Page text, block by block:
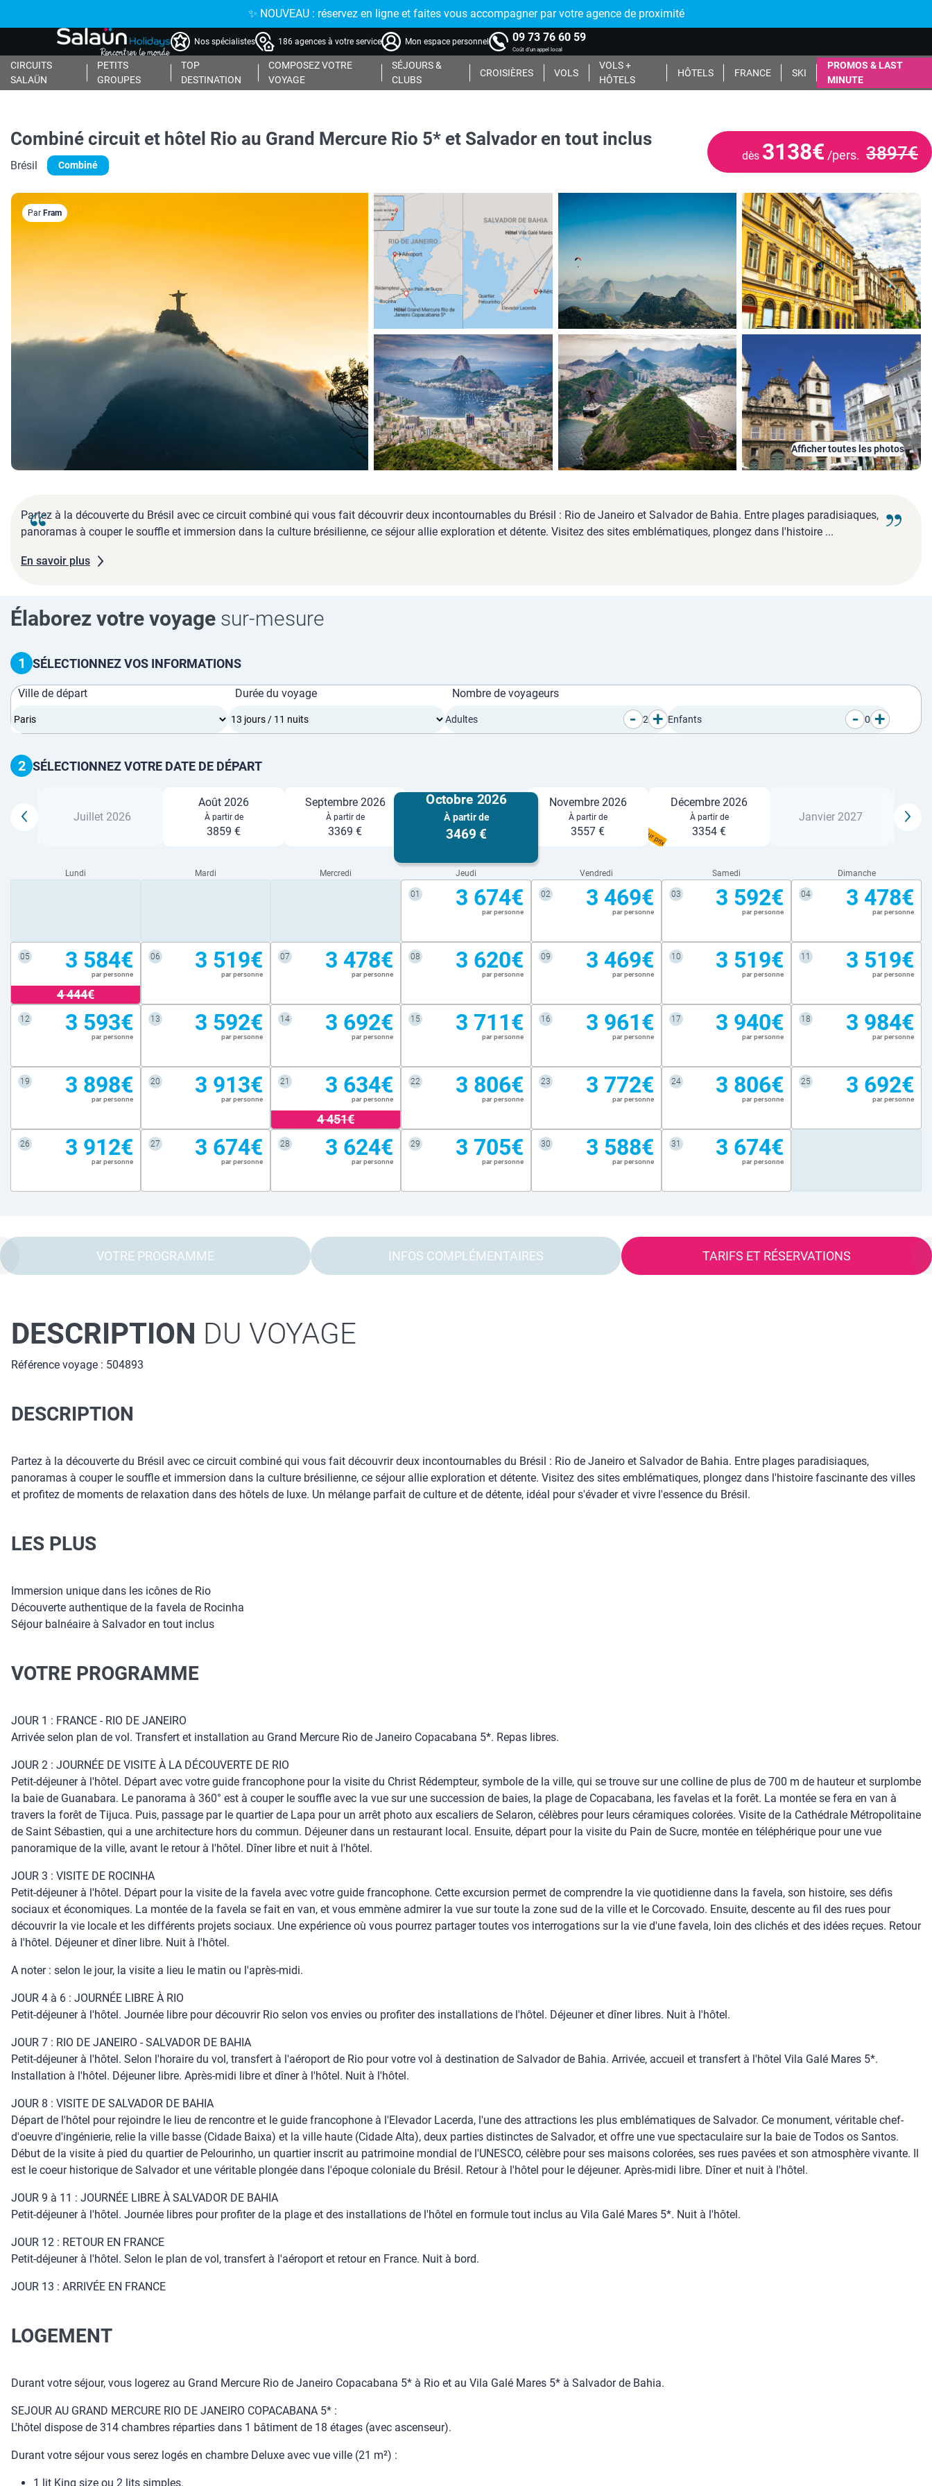
✨ NOUVEAU : réservez en ligne et faites vous accompagner par votre agence de proximité
Nos spécialistes 186 agences à votre service Mon espace personnel 09 73 76 60 59
Coût d'un appel local
CIRCUITS
SALAÜN
PETITS
GROUPES
TOP
DESTINATION
COMPOSEZ VOTRE
VOYAGE
SÉJOURS &
CLUBS
CROISIÈRES VOLS
VOLS +
HÔTELS
HÔTELS FRANCE SKI
PROMOS & LAST
MINUTE
dès 3138€ /pers. 3897€
Combiné circuit et hôtel Rio au Grand Mercure Rio 5* et Salvador en tout inclus
Brésil Combiné
Afficher toutes les photos
Par Fram
Partez à la découverte du Brésil avec ce circuit combiné qui vous fait découvrir deux incontournables du Brésil : Rio de Janeiro et Salvador de Bahia. Entre plages paradisiaques,
panoramas à couper le souffle et immersion dans la culture brésilienne, ce séjour allie exploration et détente. Visitez des sites emblématiques, plongez dans l'histoire ...
En savoir plus
Élaborez votre voyage sur-mesure
1 SÉLECTIONNEZ VOS INFORMATIONS
Ville de départ Durée du voyage Nombre de voyageurs
Adultes - 2 + Enfants - 0 +
2 SÉLECTIONNEZ VOTRE DATE DE DÉPART
Juillet 2026
Août 2026
À partir de
3859 €
Septembre 2026
À partir de
3369 €
Octobre 2026
À partir de
3469 €
Novembre 2026
À partir de
3557 €
Décembre 2026
À partir de
3354 €
Meilleur prix
Janvier 2027
Lundi Mardi Mercredi Jeudi Vendredi Samedi Dimanche
01 3 674€
par personne
02 3 469€
par personne
03 3 592€
par personne
04 3 478€
par personne
05 3 584€
par personne
4 444€
06 3 519€
par personne
07 3 478€
par personne
08 3 620€
par personne
09 3 469€
par personne
10 3 519€
par personne
11 3 519€
par personne
12 3 593€
par personne
13 3 592€
par personne
14 3 692€
par personne
15 3 711€
par personne
16 3 961€
par personne
17 3 940€
par personne
18 3 984€
par personne
19 3 898€
par personne
20 3 913€
par personne
21 3 634€
par personne
4 451€
22 3 806€
par personne
23 3 772€
par personne
24 3 806€
par personne
25 3 692€
par personne
26 3 912€
par personne
27 3 674€
par personne
28 3 624€
par personne
29 3 705€
par personne
30 3 588€
par personne
31 3 674€
par personne
VOTRE PROGRAMME INFOS COMPLÉMENTAIRES TARIFS ET RÉSERVATIONS
DESCRIPTION DU VOYAGE
Référence voyage : 504893
DESCRIPTION
Partez à la découverte du Brésil avec ce circuit combiné qui vous fait découvrir deux incontournables du Brésil : Rio de Janeiro et Salvador de Bahia. Entre plages paradisiaques,
panoramas à couper le souffle et immersion dans la culture brésilienne, ce séjour allie exploration et détente. Visitez des sites emblématiques, plongez dans l'histoire fascinante des villes
et profitez de moments de relaxation dans des hôtels de luxe. Un mélange parfait de culture et de détente, idéal pour s'évader et vivre l'essence du Brésil.
LES PLUS
Immersion unique dans les icônes de Rio
Découverte authentique de la favela de Rocinha
Séjour balnéaire à Salvador en tout inclus
VOTRE PROGRAMME
JOUR 1 : FRANCE - RIO DE JANEIRO
Arrivée selon plan de vol. Transfert et installation au Grand Mercure Rio de Janeiro Copacabana 5*. Repas libres.
JOUR 2 : JOURNÉE DE VISITE À LA DÉCOUVERTE DE RIO
Petit-déjeuner à l'hôtel. Départ avec votre guide francophone pour la visite du Christ Rédempteur, symbole de la ville, qui se trouve sur une colline de plus de 700 m de hauteur et surplombe
la baie de Guanabara. Le panorama à 360° est à couper le souffle avec la vue sur une succession de baies, la plage de Copacabana, les favelas et la forêt. La montée se fera en van à
travers la forêt de Tijuca. Puis, passage par le quartier de Lapa pour un arrêt photo aux escaliers de Selaron, célèbres pour leurs céramiques colorées. Visite de la Cathédrale Métropolitaine
de Saint Sébastien, qui a une architecture hors du commun. Déjeuner dans un restaurant local. Ensuite, départ pour la visite du Pain de Sucre, montée en téléphérique pour une vue
panoramique de la ville, avant le retour à l'hôtel. Dîner libre et nuit à l'hôtel.
JOUR 3 : VISITE DE ROCINHA
Petit-déjeuner à l'hôtel. Départ pour la visite de la favela avec votre guide francophone. Cette excursion permet de comprendre la vie quotidienne dans la favela, son histoire, ses défis
sociaux et économiques. La montée de la favela se fait en van, et vous emmène admirer la vue sur toute la zone sud de la ville et le Corcovado. Ensuite, descente au fil des rues pour
découvrir la vie locale et les différents projets sociaux. Une expérience où vous pourrez partager toutes vos interrogations sur la vie d'une favela, loin des clichés et des idées reçues. Retour
à l'hôtel. Déjeuner et dîner libre. Nuit à l'hôtel.
A noter : selon le jour, la visite a lieu le matin ou l'après-midi.
JOUR 4 à 6 : JOURNÉE LIBRE À RIO
Petit-déjeuner à l'hôtel. Journée libre pour découvrir Rio selon vos envies ou profiter des installations de l'hôtel. Déjeuner et dîner libres. Nuit à l'hôtel.
JOUR 7 : RIO DE JANEIRO - SALVADOR DE BAHIA
Petit-déjeuner à l'hôtel. Selon l'horaire du vol, transfert à l'aéroport de Rio pour votre vol à destination de Salvador de Bahia. Arrivée, accueil et transfert à l'hôtel Vila Galé Mares 5*.
Installation à l'hôtel. Déjeuner libre. Après-midi libre et dîner à l'hôtel. Nuit à l'hôtel.
JOUR 8 : VISITE DE SALVADOR DE BAHIA
Départ de l'hôtel pour rejoindre le lieu de rencontre et le guide francophone à l'Elevador Lacerda, l'une des attractions les plus emblématiques de Salvador. Ce monument, véritable chef-
d'oeuvre d'ingénierie, relie la ville basse (Cidade Baixa) et la ville haute (Cidade Alta), deux parties distinctes de Salvador, et offre une vue spectaculaire sur la baie de Todos os Santos.
Début de la visite à pied du quartier de Pelourinho, un quartier inscrit au patrimoine mondial de l'UNESCO, célèbre pour ses maisons colorées, ses rues pavées et son atmosphère vivante. Il
est le coeur historique de Salvador et une véritable plongée dans l'époque coloniale du Brésil. Retour à l'hôtel pour le déjeuner. Après-midi libre. Dîner et nuit à l'hôtel.
JOUR 9 à 11 : JOURNÉE LIBRE À SALVADOR DE BAHIA
Petit-déjeuner à l'hôtel. Journée libres pour profiter de la plage et des installations de l'hôtel en formule tout inclus au Vila Galé Mares 5*. Nuit à l'hôtel.
JOUR 12 : RETOUR EN FRANCE
Petit-déjeuner à l'hôtel. Selon le plan de vol, transfert à l'aéroport et retour en France. Nuit à bord.
JOUR 13 : ARRIVÉE EN FRANCE
LOGEMENT
Durant votre séjour, vous logerez au Grand Mercure Rio de Janeiro Copacabana 5* à Rio et au Vila Galé Mares 5* à Salvador de Bahia.
SEJOUR AU GRAND MERCURE RIO DE JANEIRO COPACABANA 5* :
L'hôtel dispose de 314 chambres réparties dans 1 bâtiment de 18 étages (avec ascenseur).
Durant votre séjour vous serez logés en chambre Deluxe avec vue ville (21 m²) :
1 lit King size ou 2 lits simples.